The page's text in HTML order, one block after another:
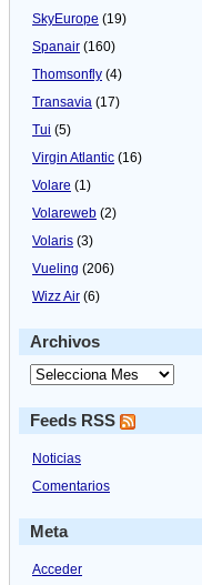
SkyEurope (19)
Spanair (160)
Thomsonfly (4)
Transavia (17)
Tui (5)
Virgin Atlantic (16)
Volare (1)
Volareweb (2)
Volaris (3)
Vueling (206)
Wizz Air (6)
Archivos
Feeds RSS
Noticias
Comentarios
Meta
Acceder